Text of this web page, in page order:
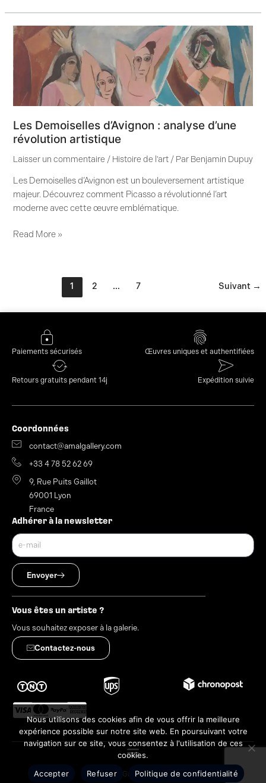
Les Demoiselles d’Avignon : analyse d’une
révolution artistique
Laisser un commentaire / Histoire de l'art/ Par Benjamin Dupuy
Les Demoiselles d’Avignon est un bouleversement artistique
majeur. Découvrez comment Picasso a révolutionné l’art
moderne avec cette œuvre emblématique.
Les
Demoiselles
d’Avignon
:
analyse
d’une
artistique
Read More »
1 2 … 7 Suivant →
Paiements sécurisés Œuvres uniques et authentifiées
Retours gratuits pendant 14j Expédition suivie
Coordonnées
contact@amalgallery.com
+33 4 78 52 62 69
9, Rue Puits Gaillot
69001 Lyon
France
Adhérer à la newsletter
Envoyer
Vous êtes un artiste ?
Vous souhaitez exposer à la galerie.
Contactez-nous
©AMALGallery 2024
Nous utilisons des cookies afin de vous offrir la meilleure
expérience possible sur notre site web. En poursuivant votre
navigation sur ce site, vous consentez à l'utilisation de ces
cookies.
Accepter
Refuser Politique de confidentialité